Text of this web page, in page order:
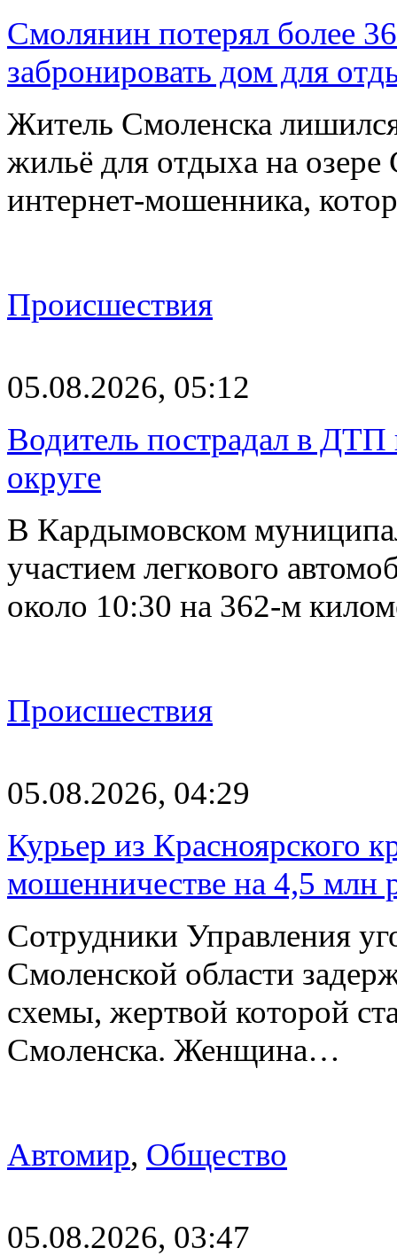
Смолянин потерял более
забронировать дом для
Житель Смоленска
жильё для отдыха на
интернет-мошенника,
Происшествия
05.08.2026, 05:12
Водитель пострадал в
округе
В Кардымовском
участием легкового
около 10:30 на 362-м
Происшествия
05.08.2026, 04:29
Курьер из Красноярского
мошенничестве на 4,5 млн
Сотрудники Управления
Смоленской области
схемы, жертвой которой
Смоленска. Женщина…
Автомир, Общество
05.08.2026, 03:47